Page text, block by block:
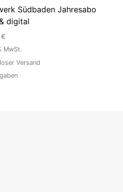
Südbaden Jahresabo
digital
€
MwSt.
Versand